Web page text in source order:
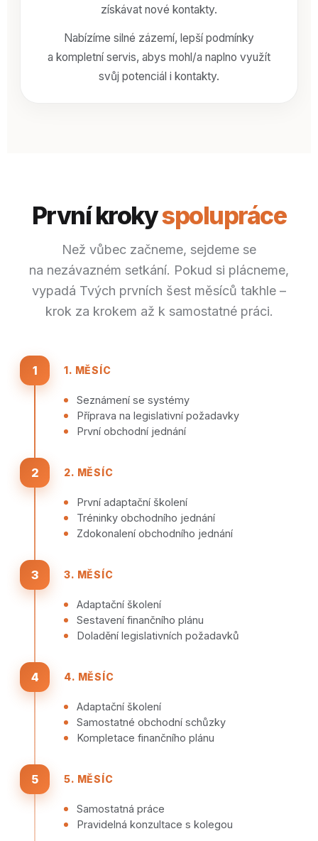
získávat nové kontakty.
Nabízíme silné zázemí, lepší podmínky
a kompletní servis, abys mohl/a naplno využít
svůj potenciál i kontakty.
První krokyspolupráce
Než vůbec začneme, sejdeme se
na nezávazném setkání. Pokud si plácneme,
vypadá Tvých prvních šest měsíců takhle –
krok za krokem až k samostatné práci.
1 1. MĚSÍC
Seznámení se systémy
Příprava na legislativní požadavky
První obchodní jednání
2 2. MĚSÍC
První adaptační školení
Tréninky obchodního jednání
Zdokonalení obchodního jednání
3 3. MĚSÍC
Adaptační školení
Sestavení finančního plánu
Doladění legislativních požadavků
4 4. MĚSÍC
Adaptační školení
Samostatné obchodní schůzky
Kompletace finančního plánu
5 5. MĚSÍC
Samostatná práce
Pravidelná konzultace s kolegou